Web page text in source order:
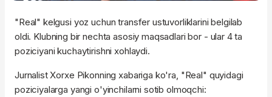
"Real" kelgusi yoz uchun transfer ustuvorliklarini belgilab
oldi. Klubning bir nechta asosiy maqsadlari bor - ular 4 ta
poziciyani kuchaytirishni xohlaydi.
Jurnalist Xorxe Pikonning xabariga ko'ra, "Real" quyidagi
poziciyalarga yangi o'yinchilarni sotib olmoqchi: